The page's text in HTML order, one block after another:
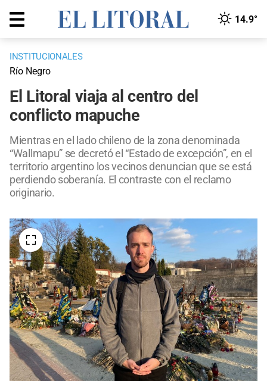
14.9°
INSTITUCIONALES
Río Negro
El Litoral viaja al centro del
conflicto mapuche
Mientras en el lado chileno de la zona denominada
“Wallmapu” se decretó el “Estado de excepción”, en el
territorio argentino los vecinos denuncian que se está
perdiendo soberanía. El contraste con el reclamo
originario.